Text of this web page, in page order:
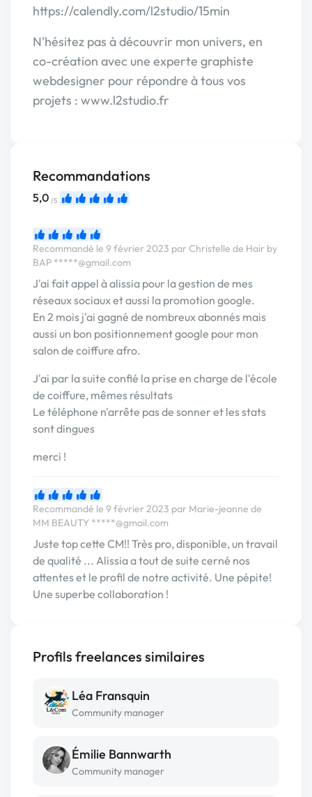
https://calendly.com/l2studio/15min
N'hésitez pas à découvrir mon univers, en
co-création avec une experte graphiste
webdesigner pour répondre à tous vos
projets : www.l2studio.fr
Recommandations
5,0 /5
Recommandé le 9 février 2023 par Christelle de Hair by
BAP *****@gmail.com
J'ai fait appel à alissia pour la gestion de mes
réseaux sociaux et aussi la promotion google.
En 2 mois j'ai gagné de nombreux abonnés mais
aussi un bon positionnement google pour mon
salon de coiffure afro.
J'ai par la suite confié la prise en charge de l'école
de coiffure, mêmes résultats
Le téléphone n'arrête pas de sonner et les stats
sont dingues
merci !
Recommandé le 9 février 2023 par Marie-jeanne de
MM BEAUTY *****@gmail.com
Juste top cette CM!! Très pro, disponible, un travail
de qualité ... Alissia a tout de suite cerné nos
attentes et le profil de notre activité. Une pépite!
Une superbe collaboration !
Profils freelances similaires
Léa Fransquin
Community manager
Émilie Bannwarth
Community manager